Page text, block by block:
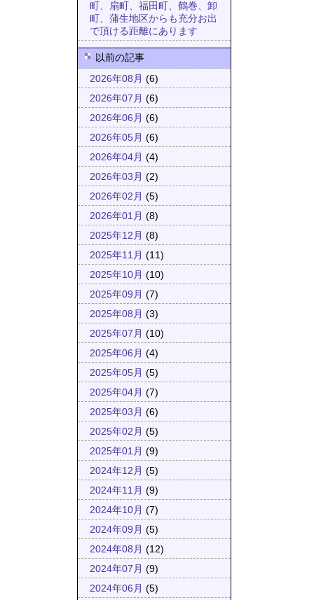
町、扇町、福田町、鶴巻、卸
町、蒲生地区からも充分お出
で頂ける距離にあります
以前の記事
2026年08月 (6)
2026年07月 (6)
2026年06月 (6)
2026年05月 (6)
2026年04月 (4)
2026年03月 (2)
2026年02月 (5)
2026年01月 (8)
2025年12月 (8)
2025年11月 (11)
2025年10月 (10)
2025年09月 (7)
2025年08月 (3)
2025年07月 (10)
2025年06月 (4)
2025年05月 (5)
2025年04月 (7)
2025年03月 (6)
2025年02月 (5)
2025年01月 (9)
2024年12月 (5)
2024年11月 (9)
2024年10月 (7)
2024年09月 (5)
2024年08月 (12)
2024年07月 (9)
2024年06月 (5)